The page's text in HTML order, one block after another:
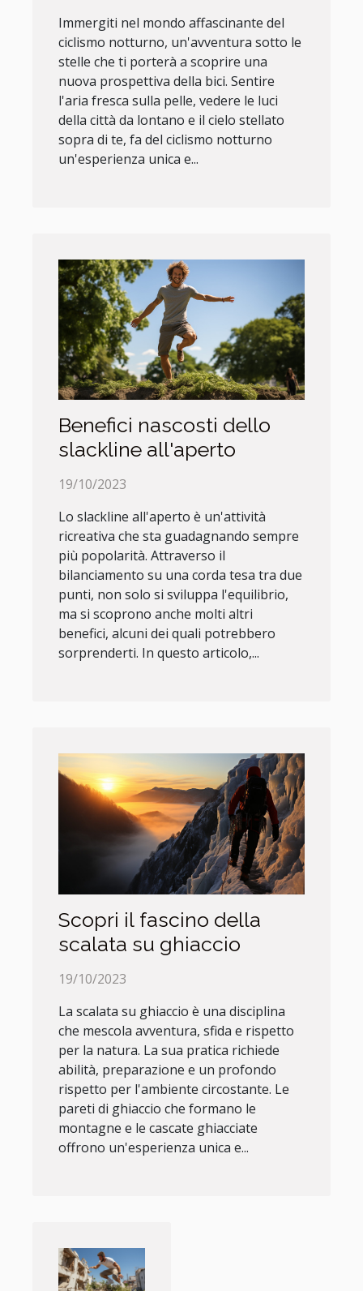
Immergiti nel mondo affascinante del
ciclismo notturno, un'avventura sotto le
stelle che ti porterà a scoprire una
nuova prospettiva della bici. Sentire
l'aria fresca sulla pelle, vedere le luci
della città da lontano e il cielo stellato
sopra di te, fa del ciclismo notturno
un'esperienza unica e...
Benefici nascosti dello
slackline all'aperto
19/10/2023
Lo slackline all'aperto è un'attività
ricreativa che sta guadagnando sempre
più popolarità. Attraverso il
bilanciamento su una corda tesa tra due
punti, non solo si sviluppa l'equilibrio,
ma si scoprono anche molti altri
benefici, alcuni dei quali potrebbero
sorprenderti. In questo articolo,...
Scopri il fascino della
scalata su ghiaccio
19/10/2023
La scalata su ghiaccio è una disciplina
che mescola avventura, sfida e rispetto
per la natura. La sua pratica richiede
abilità, preparazione e un profondo
rispetto per l'ambiente circostante. Le
pareti di ghiaccio che formano le
montagne e le cascate ghiacciate
offrono un'esperienza unica e...